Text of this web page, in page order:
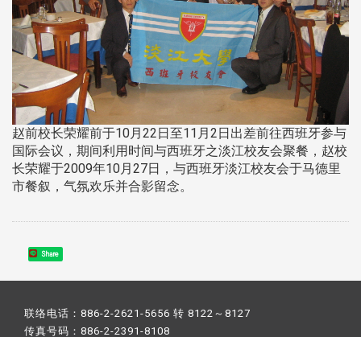
赵前校长荣耀前于10月22日至11月2日出差前往西班牙参与
国际会议，期间利用时间与西班牙之淡江校友会聚餐，赵校
长荣耀于2009年10月27日，与西班牙淡江校友会于马德里
市餐叙，气氛欢乐并合影留念。
Share
联络电话：886-2-2621-5656 转 8122～8127
传真号码：886-2-2391-8108